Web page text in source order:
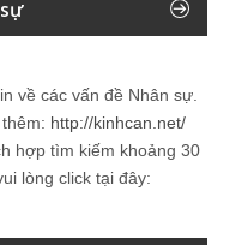
về các vấn đề Nhân sự
http://kinhcan.net/
hợp tìm kiếm khoảng 30
lòng click tại đây: